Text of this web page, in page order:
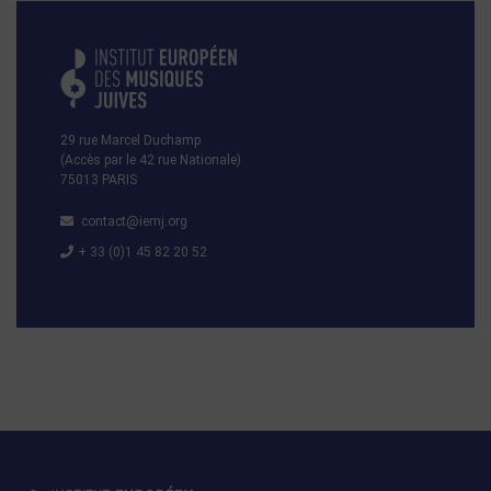
29 rue Marcel Duchamp
(Accès par le 42 rue Nationale)
75013 PARIS
contact@iemj.org
+ 33 (0)1 45 82 20 52